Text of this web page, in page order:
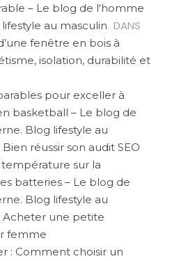
– Le blog de l'homme
au masculin DANS
fenêtre en bois à
isolation, durabilité et
pour exceller à
basketball – Le blog de
Blog lifestyle au
Bien réussir son audit SEO
sur la
batteries – Le blog de
Blog lifestyle au
Acheter une petite
femme
: Comment choisir un